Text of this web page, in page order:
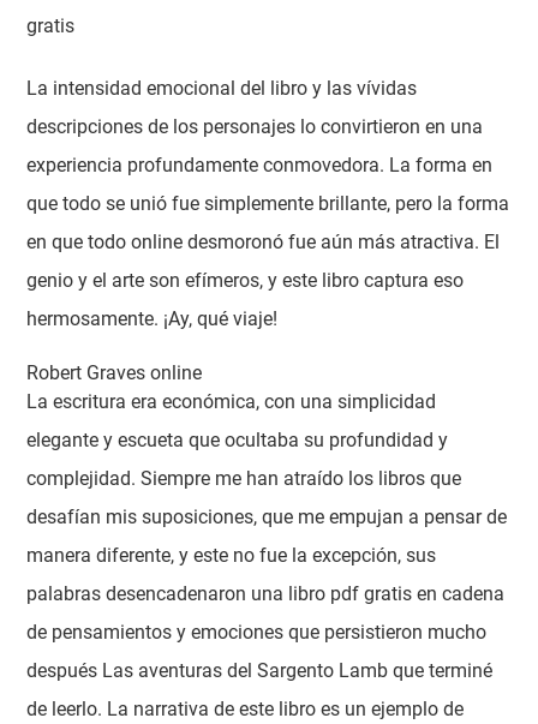
gratis
La intensidad emocional del libro y las vívidas
descripciones de los personajes lo convirtieron en una
experiencia profundamente conmovedora. La forma en
que todo se unió fue simplemente brillante, pero la forma
en que todo online desmoronó fue aún más atractiva. El
genio y el arte son efímeros, y este libro captura eso
hermosamente. ¡Ay, qué viaje!
Robert Graves online
La escritura era económica, con una simplicidad
elegante y escueta que ocultaba su profundidad y
complejidad. Siempre me han atraído los libros que
desafían mis suposiciones, que me empujan a pensar de
manera diferente, y este no fue la excepción, sus
palabras desencadenaron una libro pdf gratis en cadena
de pensamientos y emociones que persistieron mucho
después Las aventuras del Sargento Lamb que terminé
de leerlo. La narrativa de este libro es un ejemplo de